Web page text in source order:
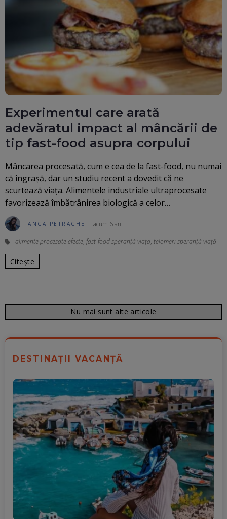
Experimentul care arată
adevăratul impact al mâncării de
tip fast-food asupra corpului
Mâncarea procesată, cum e cea de la fast-food, nu numai
că îngrașă, dar un studiu recent a dovedit că ne
scurtează viața. Alimentele industriale ultraprocesate
favorizează îmbătrânirea biologică a celor…
ANCA PETRACHE acum 6 ani
alimente procesate efecte, fast-food speranță viața, telomeri speranță viață
Citește
Nu mai sunt alte articole
DESTINAȚII VACANȚĂ